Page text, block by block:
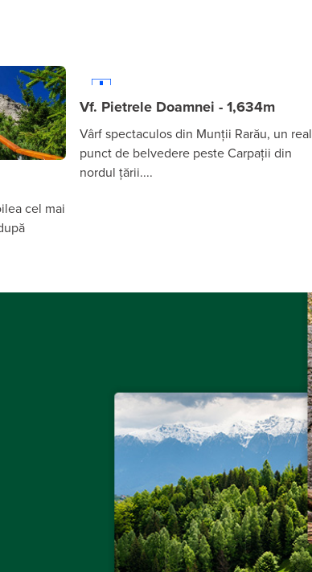
cel mai
Vf. Pietrele Doamnei - 1,634m
Vârf spectaculos din Munții Rarău, un real
punct de belvedere peste Carpații din
nordul țării....